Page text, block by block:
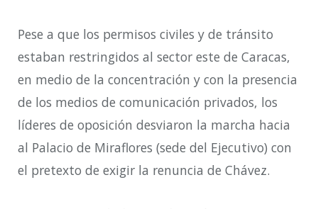
Pese a que los permisos civiles y de tránsito
estaban restringidos al sector este de Caracas,
en medio de la concentración y con la presencia
de los medios de comunicación privados, los
líderes de oposición desviaron la marcha hacia
al Palacio de Miraflores (sede del Ejecutivo) con
el pretexto de exigir la renuncia de Chávez.